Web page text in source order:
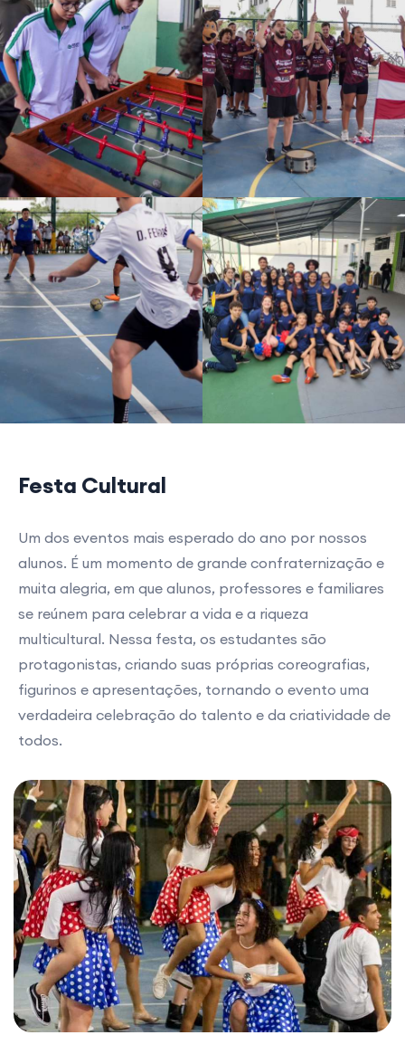
Festa Cultural
Um dos eventos mais esperado do ano por nossos
alunos. É um momento de grande confraternização e
muita alegria, em que alunos, professores e familiares
se reúnem para celebrar a vida e a riqueza
multicultural. Nessa festa, os estudantes são
protagonistas, criando suas próprias coreografias,
figurinos e apresentações, tornando o evento uma
verdadeira celebração do talento e da criatividade de
todos.